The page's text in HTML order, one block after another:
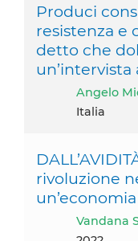
Produci
resistenza e
detto che
un’intervista
Angelo
Italia
rivoluzione
Vandana